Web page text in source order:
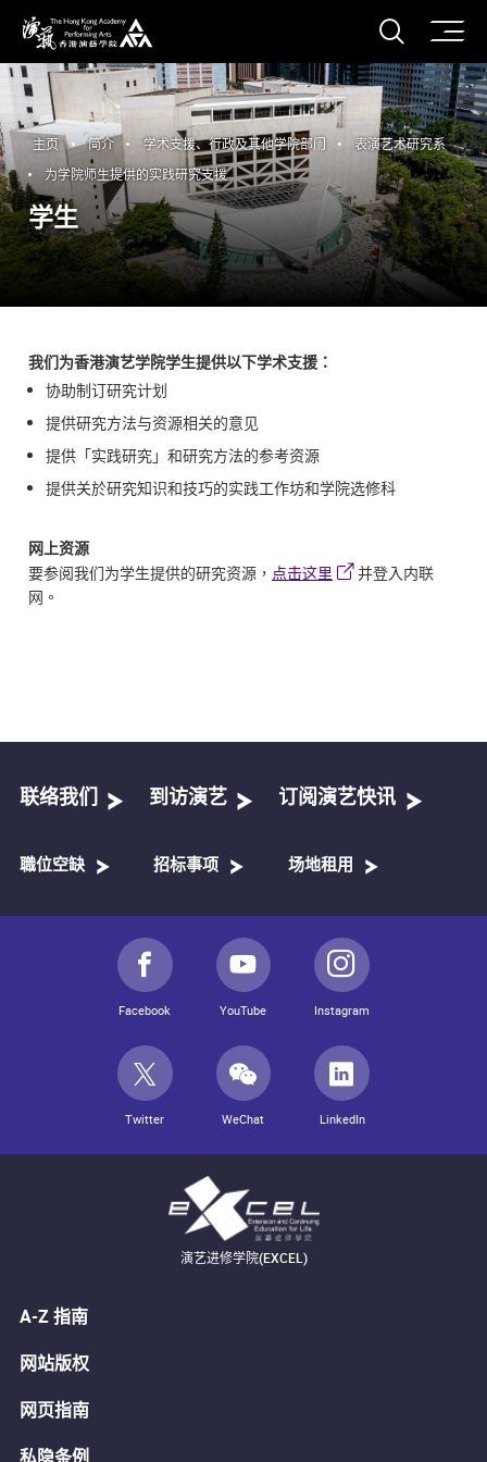
香港演艺学院
打开
主页 简介 学术支援、行政及其他学院部门
表演艺术研究系
为学院师生提供的实践研究支援
学生
我们为香港演艺学院学生提供以下学术支援：
协助制订研究计划
提供研究方法与资源相关的意见
提供「实践研究」和研究方法的参考资源
提供关於研究知识和技巧的实践工作坊和学院选修科
网上资源
要参阅我们为学生提供的研究资源， 点击这里
并登入内联
网。
联络我们 到访演艺 订阅演艺快讯
職位空缺 招标事项 场地租用
Facebook YouTube Instagram
Twitter WeChat LinkedIn
演艺进修学院(EXCEL)
A-Z 指南
网站版权
网页指南
私隐条例